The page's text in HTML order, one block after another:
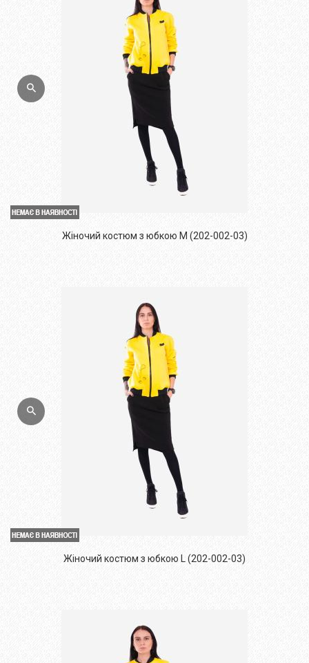
Жіночий костюм з юбкою M (202-002-03)
Жіночий костюм з юбкою L (202-002-03)